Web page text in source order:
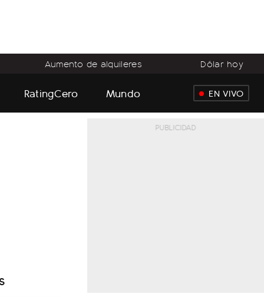
Aumento de alquileres Dólar hoy
RatingCero Mundo EN VIVO